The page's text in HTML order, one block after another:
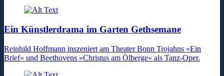
Ein Künstlerdrama im Garten Gethsemane
Reinhild Hoffmann inszeniert am Theater Bonn Trojahns »Ein
Brief« und Beethovens »Christus am Ölberge« als Tanz-Oper.